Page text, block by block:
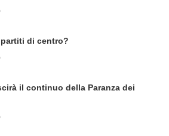
di centro?
il continuo della Paranza dei